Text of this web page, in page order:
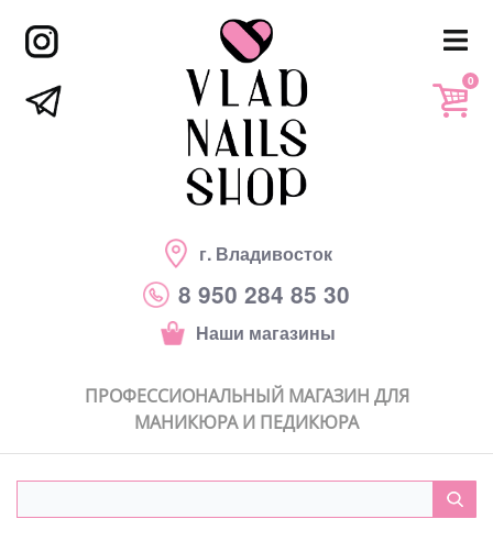
г. Владивосток
8 950 284 85 30
Наши магазины
0
ПРОФЕССИОНАЛЬНЫЙ МАГАЗИН ДЛЯ
МАНИКЮРА И ПЕДИКЮРА